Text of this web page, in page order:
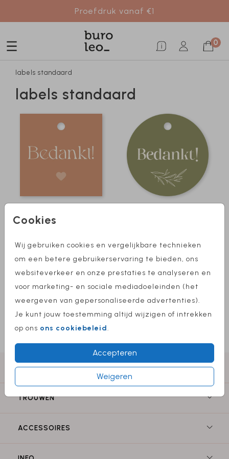
Proefdruk vanaf €1
0
Cookies
Wij gebruiken cookies en vergelijkbare technieken
om een betere gebruikerservaring te bieden, ons
websiteverkeer en onze prestaties te analyseren en
voor marketing- en sociale mediadoeleinden (het
weergeven van gepersonaliseerde advertenties).
Je kunt jouw toestemming altijd wijzigen of intrekken
op ons ons cookiebeleid.
Accepteren
Weigeren
labels standaard
labels standaard
GEBOORTE
TROUWEN
ACCESSOIRES